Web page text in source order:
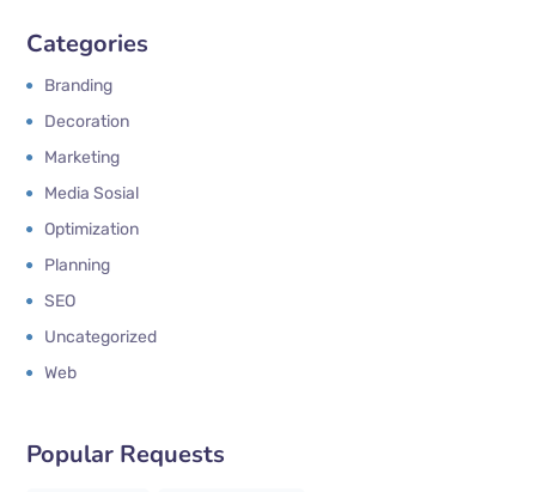
Categories
Branding
Decoration
Marketing
Media Sosial
Optimization
Planning
SEO
Uncategorized
Web
Popular Requests